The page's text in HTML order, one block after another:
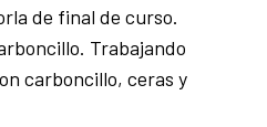
de final de curso.
Trabajando
carboncillo, ceras y